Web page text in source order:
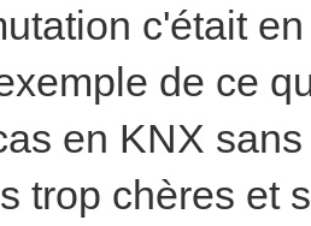
c'était
de ce
en KNX
trop chères et